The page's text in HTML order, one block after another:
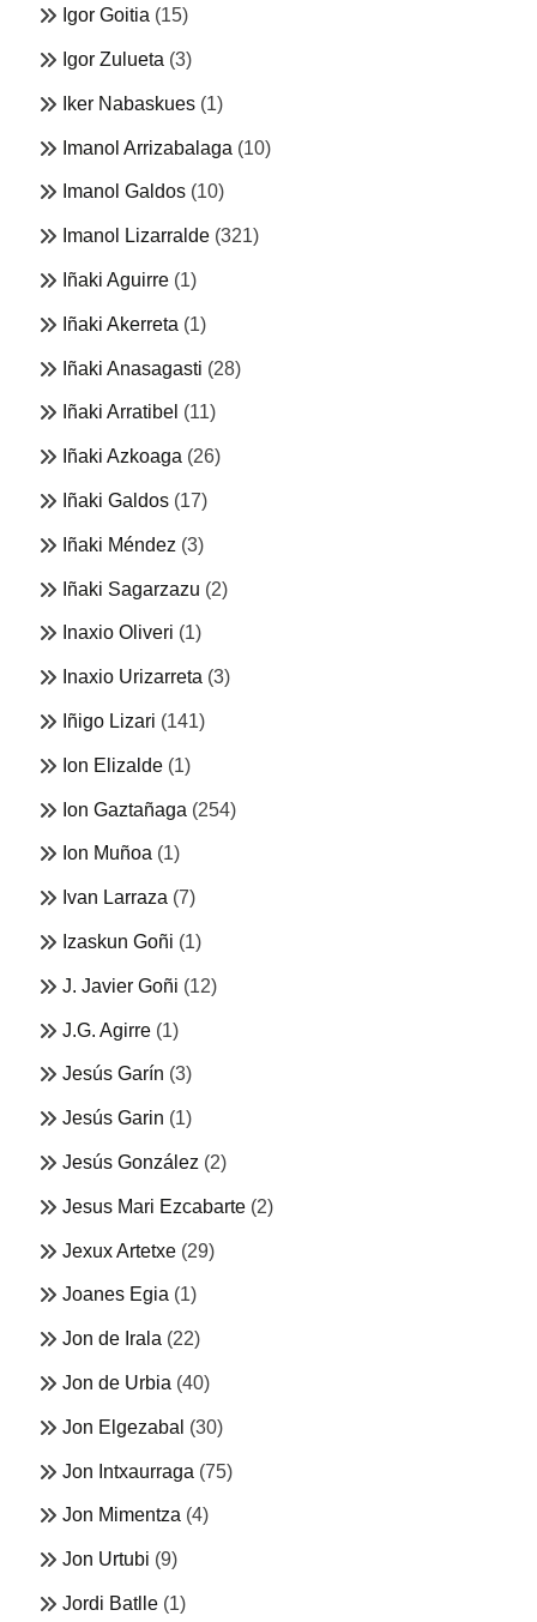
Igor Goitia (15)
Igor Zulueta (3)
Iker Nabaskues (1)
Imanol Arrizabalaga (10)
Imanol Galdos (10)
Imanol Lizarralde (321)
Iñaki Aguirre (1)
Iñaki Akerreta (1)
Iñaki Anasagasti (28)
Iñaki Arratibel (11)
Iñaki Azkoaga (26)
Iñaki Galdos (17)
Iñaki Méndez (3)
Iñaki Sagarzazu (2)
Inaxio Oliveri (1)
Inaxio Urizarreta (3)
Iñigo Lizari (141)
Ion Elizalde (1)
Ion Gaztañaga (254)
Ion Muñoa (1)
Ivan Larraza (7)
Izaskun Goñi (1)
J. Javier Goñi (12)
J.G. Agirre (1)
Jesús Garín (3)
Jesús Garin (1)
Jesús González (2)
Jesus Mari Ezcabarte (2)
Jexux Artetxe (29)
Joanes Egia (1)
Jon de Irala (22)
Jon de Urbia (40)
Jon Elgezabal (30)
Jon Intxaurraga (75)
Jon Mimentza (4)
Jon Urtubi (9)
Jordi Batlle (1)